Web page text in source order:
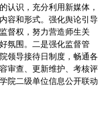
认识，充分利用新媒体，
容和形式。强化舆论引导
督权，努力营造师生关
氛围。二是强化监督管
领导接待日制度，畅通各
审查、更新维护、考核评
院二级单位信息公开联动